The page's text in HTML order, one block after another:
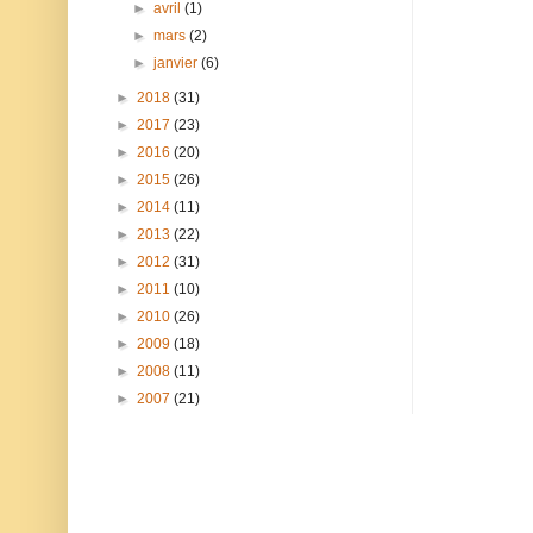
►avril(1)
►mars(2)
►janvier(6)
► 2018 (31)
► 2017 (23)
► 2016 (20)
► 2015 (26)
► 2014 (11)
► 2013 (22)
► 2012 (31)
► 2011 (10)
► 2010 (26)
► 2009 (18)
► 2008 (11)
► 2007 (21)